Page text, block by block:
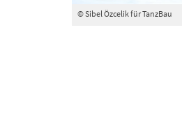
© Sibel Özcelik für TanzBau